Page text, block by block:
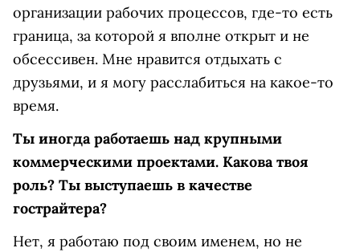
организации рабочих процессов, где-то есть
граница, за которой я вполне открыт и не
обсессивен. Мне нравится отдыхать с
друзьями, и я могу расслабиться на какое-то
время.
Ты иногда работаешь над крупными
коммерческими проектами. Какова твоя
роль? Ты выступаешь в качестве
гострайтера?
Нет, я работаю под своим именем, но не